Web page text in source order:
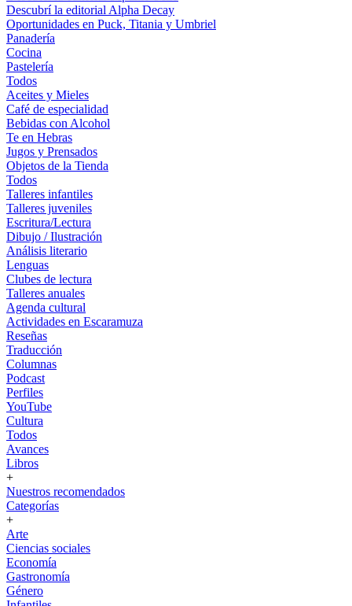
Descubrí la editorial Alpha Decay
Oportunidades en Puck, Titania y Umbriel
Panadería
Cocina
Pastelería
Todos
Aceites y Mieles
Café de especialidad
Bebidas con Alcohol
Te en Hebras
Jugos y Prensados
Objetos de la Tienda
Todos
Talleres infantiles
Talleres juveniles
Escritura/Lectura
Dibujo / Ilustración
Análisis literario
Lenguas
Clubes de lectura
Talleres anuales
Agenda cultural
Actividades en Escaramuza
Reseñas
Traducción
Columnas
Podcast
Perfiles
YouTube
Cultura
Todos
Avances
Libros
+
Nuestros recomendados
Categorías
+
Arte
Ciencias sociales
Economía
Gastronomía
Género